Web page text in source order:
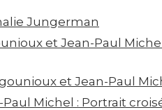
Jungerman
et Jean-Paul
et Jean-Paul
Michel : Portrait